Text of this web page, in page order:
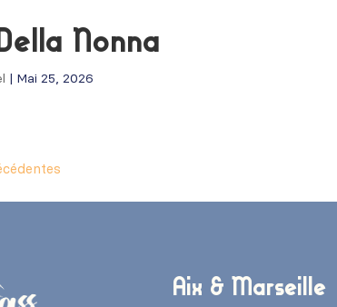
Nonna
| Mai 25, 2026
Aix & Marseille